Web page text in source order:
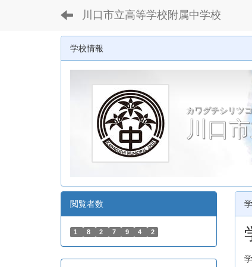
川口市立高等学校附属中学校
学校情報
カワグチシリツ
川口
閲覧者数
1 8 2 7 9 4 2